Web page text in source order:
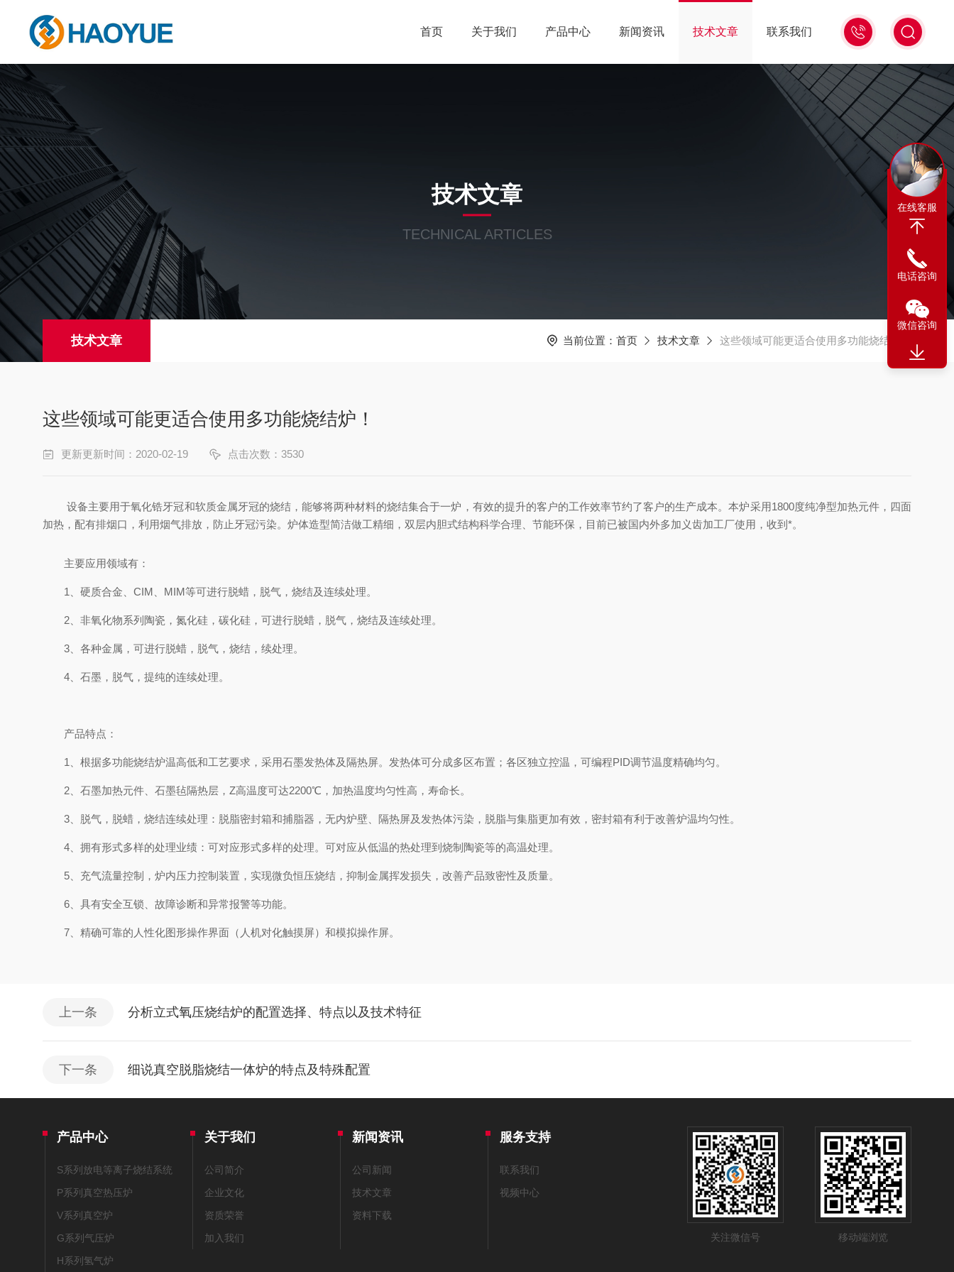
13311665350
首页 关于我们 产品中心 新闻资讯 技术文章 联系我们
技术文章
TECHNICAL ARTICLES
技术文章 当前位置： 首页 技术文章 这些领域可能更适合使用多功能烧结炉！
这些领域可能更适合使用多功能烧结炉！
更新更新时间：2020-02-19 点击次数：3530
设备主要用于氧化锆牙冠和软质金属牙冠的烧结，能够将两种材料的烧结集合于一炉，有效的提升的客户的工作效率节约了客户的生产成本。本炉采用1800度纯净型加热元件，四面
加热，配有排烟口，利用烟气排放，防止牙冠污染。炉体造型简洁做工精细，双层内胆式结构科学合理、节能环保，目前已被国内外多加义齿加工厂使用，收到*。
主要应用领域有：
1、硬质合金、CIM、MIM等可进行脱蜡，脱气，烧结及连续处理。
2、非氧化物系列陶瓷，氮化硅，碳化硅，可进行脱蜡，脱气，烧结及连续处理。
3、各种金属，可进行脱蜡，脱气，烧结，续处理。
4、石墨，脱气，提纯的连续处理。
产品特点：
1、根据多功能烧结炉温高低和工艺要求，采用石墨发热体及隔热屏。发热体可分成多区布置；各区独立控温，可编程PID调节温度精确均匀。
2、石墨加热元件、石墨毡隔热层，Z高温度可达2200℃，加热温度均匀性高，寿命长。
3、脱气，脱蜡，烧结连续处理：脱脂密封箱和捕脂器，无内炉壁、隔热屏及发热体污染，脱脂与集脂更加有效，密封箱有利于改善炉温均匀性。
4、拥有形式多样的处理业绩：可对应形式多样的处理。可对应从低温的热处理到烧制陶瓷等的高温处理。
5、充气流量控制，炉内压力控制装置，实现微负恒压烧结，抑制金属挥发损失，改善产品致密性及质量。
6、具有安全互锁、故障诊断和异常报警等功能。
7、精确可靠的人性化图形操作界面（人机对化触摸屏）和模拟操作屏。
上一条 分析立式氧压烧结炉的配置选择、特点以及技术特征
下一条 细说真空脱脂烧结一体炉的特点及特殊配置
产品中心
S系列放电等离子烧结系统
P系列真空热压炉
V系列真空炉
G系列气压炉
H系列氢气炉
关于我们
公司简介
企业文化
资质荣誉
加入我们
新闻资讯
公司新闻
技术文章
资料下载
服务支持
联系我们
视频中心
关注微信号 移动端浏览
在线客服
电话咨询
微信咨询